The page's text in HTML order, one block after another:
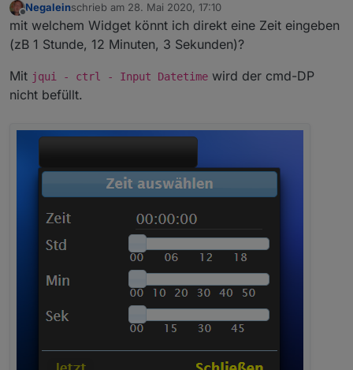
Offline
Negaleinschrieb am 28. Mai 2020, 17:10
zuletzt editiert von
mit welchem Widget könnt ich direkt eine Zeit eingeben
(zB 1 Stunde, 12 Minuten, 3 Sekunden)?
Mit jqui - ctrl - Input Datetime wird der cmd-DP
nicht befüllt.